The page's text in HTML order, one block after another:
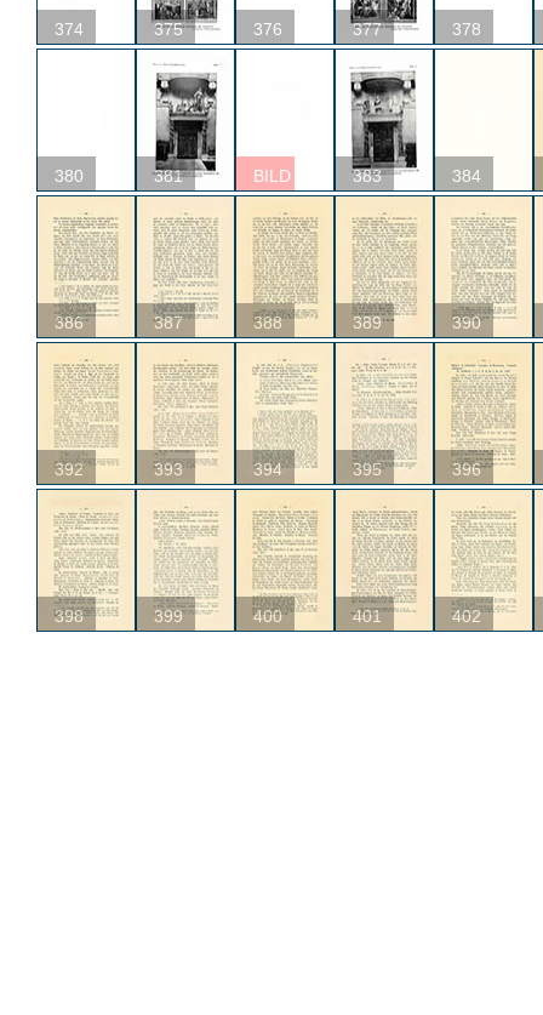
374 375 376 377 378
380 381 BILD 383 384
386 387 388 389 390
392 393 394 395 396
398 399 400 401 402